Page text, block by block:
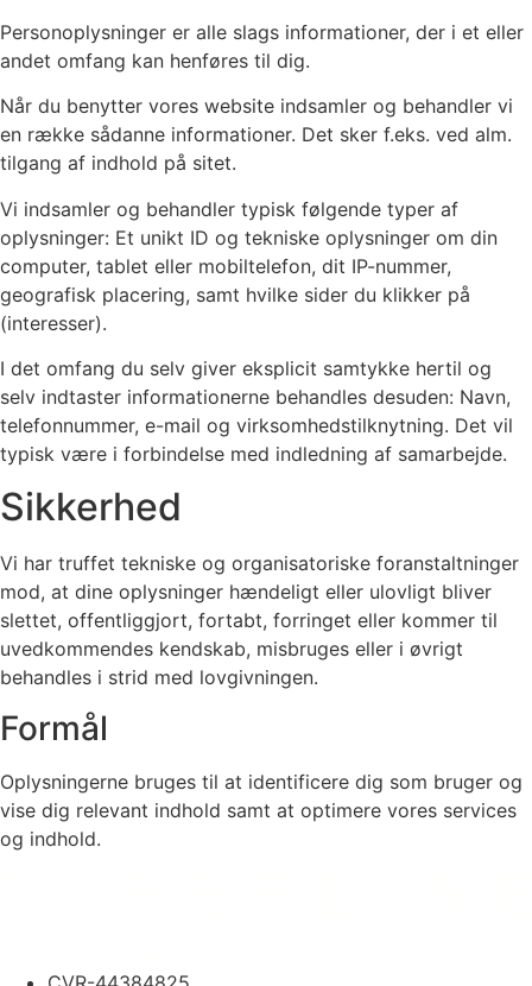
Personoplysninger er alle slags informationer, der i et eller
andet omfang kan henføres til dig.
Når du benytter vores website indsamler og behandler vi
en række sådanne informationer. Det sker f.eks. ved alm.
tilgang af indhold på sitet.
Vi indsamler og behandler typisk følgende typer af
oplysninger: Et unikt ID og tekniske oplysninger om din
computer, tablet eller mobiltelefon, dit IP-nummer,
geografisk placering, samt hvilke sider du klikker på
(interesser).
I det omfang du selv giver eksplicit samtykke hertil og
selv indtaster informationerne behandles desuden: Navn,
telefonnummer, e-mail og virksomhedstilknytning. Det vil
typisk være i forbindelse med indledning af samarbejde.
Sikkerhed
Vi har truffet tekniske og organisatoriske foranstaltninger
mod, at dine oplysninger hændeligt eller ulovligt bliver
slettet, offentliggjort, fortabt, forringet eller kommer til
uvedkommendes kendskab, misbruges eller i øvrigt
behandles i strid med lovgivningen.
Formål
Oplysningerne bruges til at identificere dig som bruger og
vise dig relevant indhold samt at optimere vores services
og indhold.